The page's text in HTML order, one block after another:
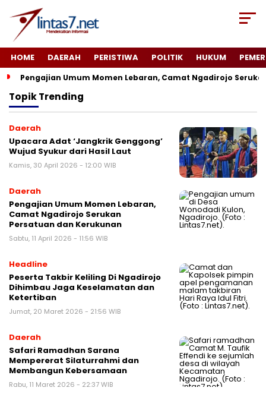
HOME DAERAH PERISTIWA POLITIK HUKUM
Pengajian Umum Momen Lebaran, Camat Ngadirojo
TopikTrending
Daerah
Upacara Adat ‘Jangkrik Genggong’
Wujud Syukur dari Hasil Laut
Kamis, 30 April 2026 - 12:00 WIB
Daerah
Pengajian Umum Momen Lebaran,
Camat Ngadirojo Serukan
Persatuan dan Kerukunan
Sabtu, 11 April 2026 - 11:56 WIB
Headline
Peserta Takbir Keliling Di Ngadirojo
Dihimbau Jaga Keselamatan dan
Ketertiban
Jumat, 20 Maret 2026 - 21:56 WIB
Daerah
Safari Ramadhan Sarana
Mempererat Silaturrahmi dan
Membangun Kebersamaan
Rabu, 11 Maret 2026 - 22:37 WIB